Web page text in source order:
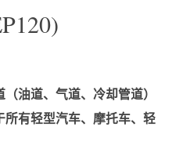
油道、气道、冷却管道）
有轻型汽车、摩托车、轻